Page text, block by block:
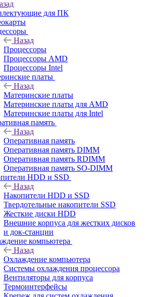
для ПК
Назад
Процессоры
Процессоры AMD
Процессоры Intel
платы
Назад
Материнские платы
Материнские платы для AMD
Материнские платы для Intel
память
Назад
Оперативная память
Оперативная память DIMM
Оперативная память RDIMM
Оперативная память SO-DIMM
HDD и SSD
Назад
Накопители HDD и SSD
Твердотельные накопители SSD
Жесткие диски HDD
Внешние корпуса для жестких дисков
и док-станции
компьютера
Назад
Охлаждение компьютера
Системы охлаждения процессора
Вентиляторы для корпуса
Термоинтерфейсы